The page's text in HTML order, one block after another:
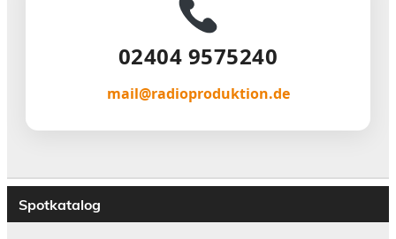
02404 9575240
mail@radioproduktion.de
Spotkatalog